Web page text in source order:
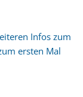
Infos zum
ersten Mal